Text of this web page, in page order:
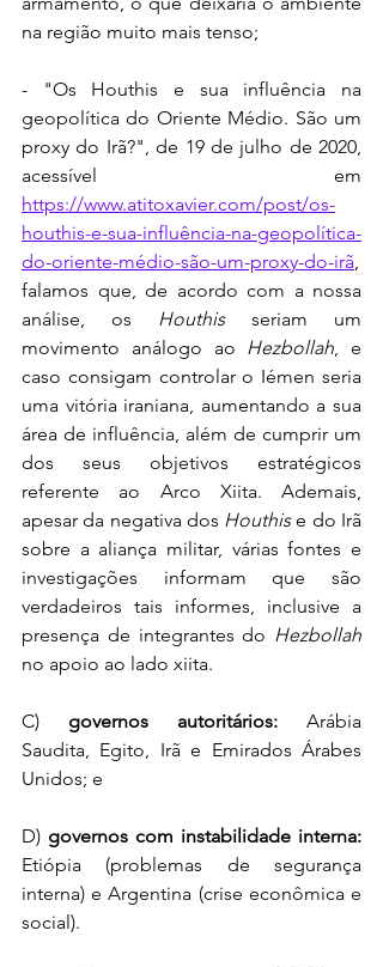
na região muito mais tenso;
- "Os Houthis e sua influência na
geopolítica do Oriente Médio. São um
proxy do Irã?", de 19 de julho de 2020,
https://www.atitoxavier.com/post/os-
houthis-e-sua-influência-na-geopolítica-
do-oriente-médio-são-um-proxy-do-irã,
falamos que, de acordo com a nossa
análise, os Houthis seriam um
movimento análogo ao Hezbollah, e
caso consigam controlar o Iémen seria
uma vitória iraniana, aumentando a sua
área de influência, além de cumprir um
dos seus objetivos estratégicos
referente ao Arco Xiita. Ademais,
apesar da negativa dos Houthis e do Irã
sobre a aliança militar, várias fontes e
investigações informam que são
verdadeiros tais informes, inclusive a
presença de integrantes do Hezbollah
no apoio ao lado xiita.
C) governos autoritários: Arábia
Saudita, Egito, Irã e Emirados Árabes
Unidos; e
D) governos com instabilidade interna:
Etiópia (problemas de segurança
interna) e Argentina (crise econômica e
social).